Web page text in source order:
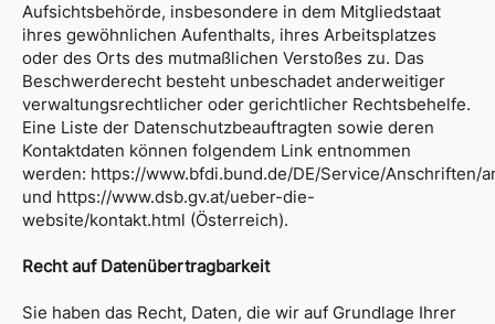
Aufsichtsbehörde, insbesondere in dem Mitgliedstaat
ihres gewöhnlichen Aufenthalts, ihres Arbeitsplatzes
oder des Orts des mutmaßlichen Verstoßes zu. Das
Beschwerderecht besteht unbeschadet anderweitiger
verwaltungsrechtlicher oder gerichtlicher Rechtsbehelfe.
Eine Liste der Datenschutzbeauftragten sowie deren
Kontaktdaten können folgendem Link entnommen
werden: https://www.bfdi.bund.de/DE/Service/Anschriften/
und https://www.dsb.gv.at/ueber-die-
website/kontakt.html (Österreich).
Recht auf Datenübertragbarkeit
Sie haben das Recht, Daten, die wir auf Grundlage Ihrer